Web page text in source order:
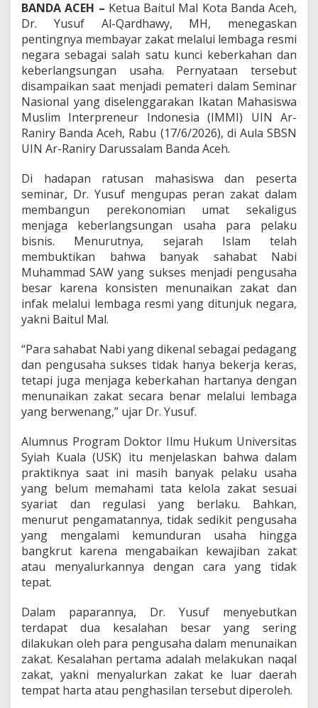
k
r
u
t
k
r
e
n
a
A
b
i
k
a
n
Z
a
a
t
BANDA ACEH – Ketua Baitul Mal Kota Banda Aceh,
Dr. Yusuf Al-Qardhawy, MH, menegaskan
pentingnya membayar zakat melalui lembaga resmi
negara sebagai salah satu kunci keberkahan dan
keberlangsungan usaha. Pernyataan tersebut
disampaikan saat menjadi pemateri dalam Seminar
Nasional yang diselenggarakan Ikatan Mahasiswa
Muslim Interpreneur Indonesia (IMMI) UIN Ar-
Raniry Banda Aceh, Rabu (17/6/2026), di Aula SBSN
UIN Ar-Raniry Darussalam Banda Aceh.
Di hadapan ratusan mahasiswa dan peserta
seminar, Dr. Yusuf mengupas peran zakat dalam
membangun perekonomian umat sekaligus
menjaga keberlangsungan usaha para pelaku
bisnis. Menurutnya, sejarah Islam telah
membuktikan bahwa banyak sahabat Nabi
Muhammad SAW yang sukses menjadi pengusaha
besar karena konsisten menunaikan zakat dan
infak melalui lembaga resmi yang ditunjuk negara,
yakni Baitul Mal.
“Para sahabat Nabi yang dikenal sebagai pedagang
dan pengusaha sukses tidak hanya bekerja keras,
tetapi juga menjaga keberkahan hartanya dengan
menunaikan zakat secara benar melalui lembaga
yang berwenang,” ujar Dr. Yusuf.
Alumnus Program Doktor Ilmu Hukum Universitas
Syiah Kuala (USK) itu menjelaskan bahwa dalam
praktiknya saat ini masih banyak pelaku usaha
yang belum memahami tata kelola zakat sesuai
syariat dan regulasi yang berlaku. Bahkan,
menurut pengamatannya, tidak sedikit pengusaha
yang mengalami kemunduran usaha hingga
bangkrut karena mengabaikan kewajiban zakat
atau menyalurkannya dengan cara yang tidak
tepat.
Dalam paparannya, Dr. Yusuf menyebutkan
terdapat dua kesalahan besar yang sering
dilakukan oleh para pengusaha dalam menunaikan
zakat. Kesalahan pertama adalah melakukan naqal
zakat, yakni menyalurkan zakat ke luar daerah
tempat harta atau penghasilan tersebut diperoleh.